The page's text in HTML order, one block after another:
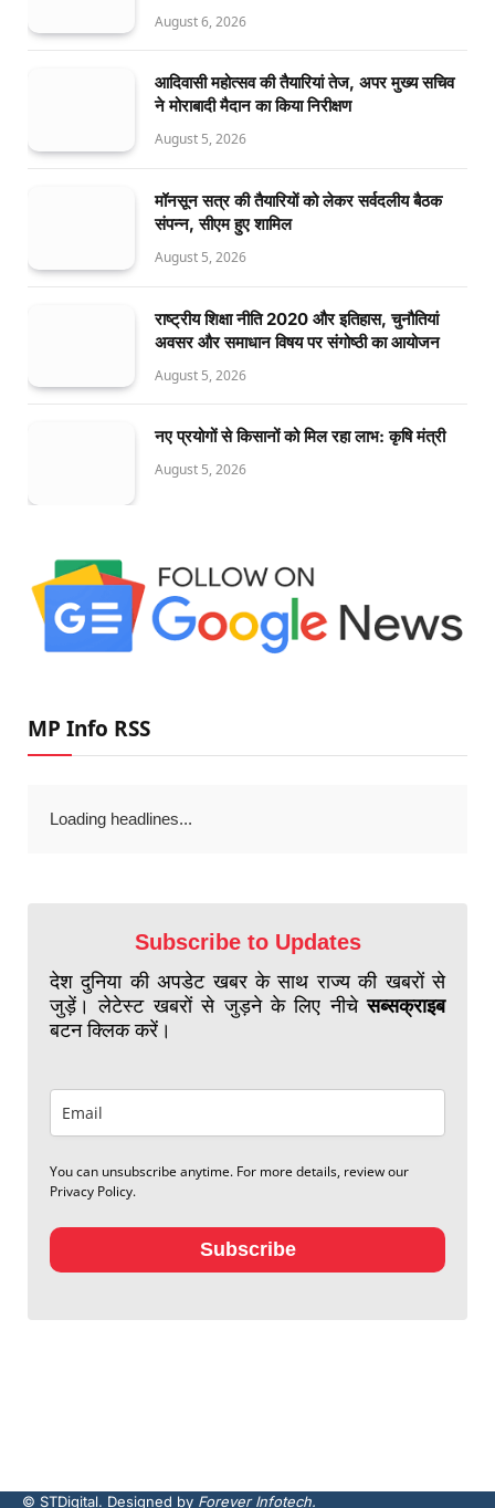
August 6, 2026
आदिवासी महोत्सव की तैयारियां तेज, अपर मुख्य सचिव
ने मोराबादी मैदान का किया निरीक्षण
August 5, 2026
मॉनसून सत्र की तैयारियों को लेकर सर्वदलीय बैठक
संपन्न, सीएम हुए शामिल
August 5, 2026
राष्ट्रीय शिक्षा नीति 2020 और इतिहास, चुनौतियां
अवसर और समाधान विषय पर संगोष्ठी का आयोजन
August 5, 2026
नए प्रयोगों से किसानों को मिल रहा लाभ: कृषि मंत्री
August 5, 2026
MP Info RSS
Loading headlines...
Subscribe to Updates
देश दुनिया की अपडेट खबर के साथ राज्य की खबरों से
जुड़ें। लेटेस्ट खबरों से जुड़ने के लिए नीचेसब्सक्राइब
बटन क्लिक करें।
You can unsubscribe anytime. For more details, review our
Privacy Policy.
Subscribe
© STDigital. Designed by Forever Infotech.